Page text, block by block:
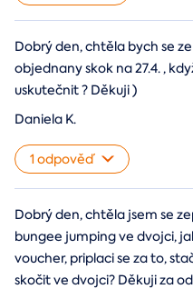
Dobrý den, chtěla bych se
objednany skok na 27.4. ,
uskutečnit ? Děkuji )
Daniela K.
1 odpověď
Dobrý den, chtěla jsem se
bungee jumping ve dvojci,
voucher, priplaci se za to,
skočit ve dvojci? Děkuji za